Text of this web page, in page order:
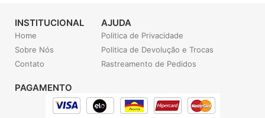
INSTITUCIONAL
Home
Sobre Nós
Contato
AJUDA
Politica de Privacidade
Politica de Devolução e Trocas
Rastreamento de Pedidos
PAGAMENTO